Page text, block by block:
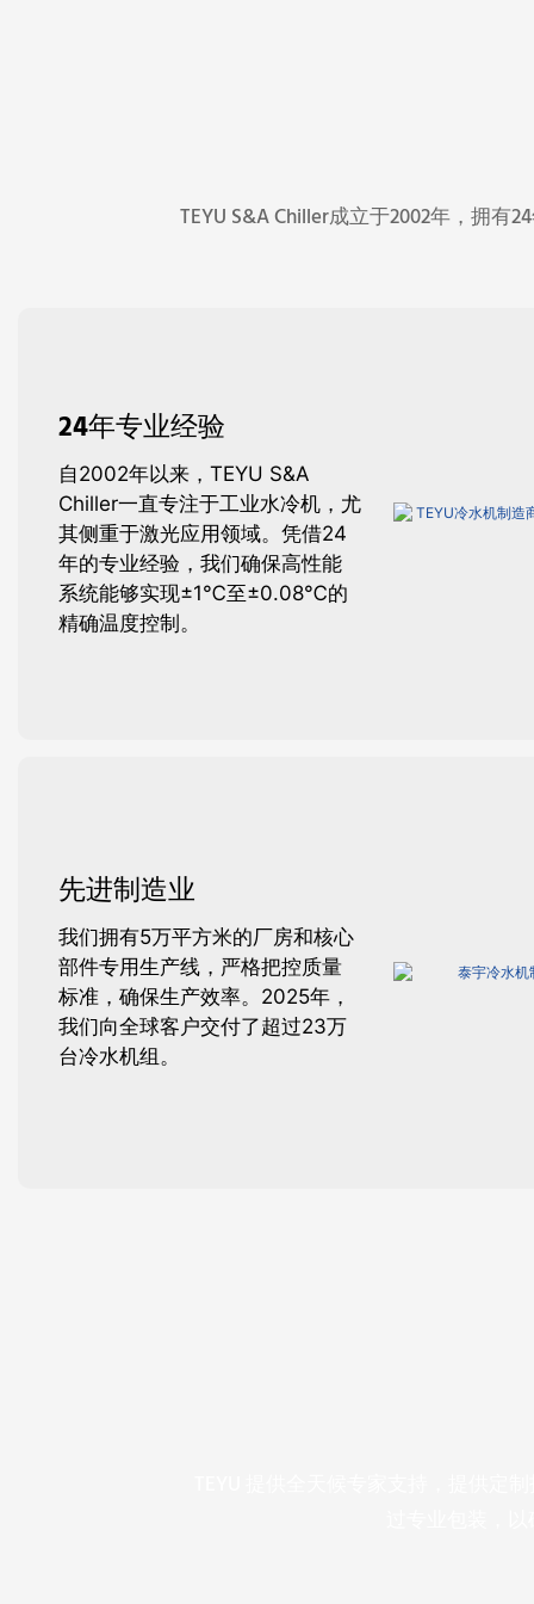
TEYU S&A Chiller成立于2002年，拥
24年专业经验
自2002年以来，TEYU S&A
Chiller一直专注于工业水冷机，尤
其侧重于激光应用领域。凭借24
年的专业经验，我们确保高性能
系统能够实现±1℃至±0.08℃的
精确温度控制。
先进制造业
我们拥有5万平方米的厂房和核心
部件专用生产线，严格把控质量
标准，确保生产效率。2025年，
我们向全球客户交付了超过23万
台冷水机组。